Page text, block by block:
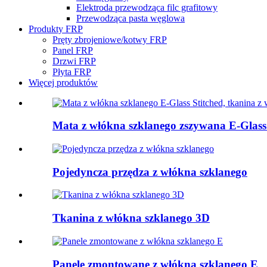
Elektroda przewodząca filc grafitowy
Przewodząca pasta węglowa
Produkty FRP
Pręty zbrojeniowe/kotwy FRP
Panel FRP
Drzwi FRP
Płyta FRP
Więcej produktów
Mata z włókna szklanego zszywana E-
Pojedyncza przędza z włókna szklanego
Tkanina z włókna szklanego 3D
Panele zmontowane z włókna szklanego E